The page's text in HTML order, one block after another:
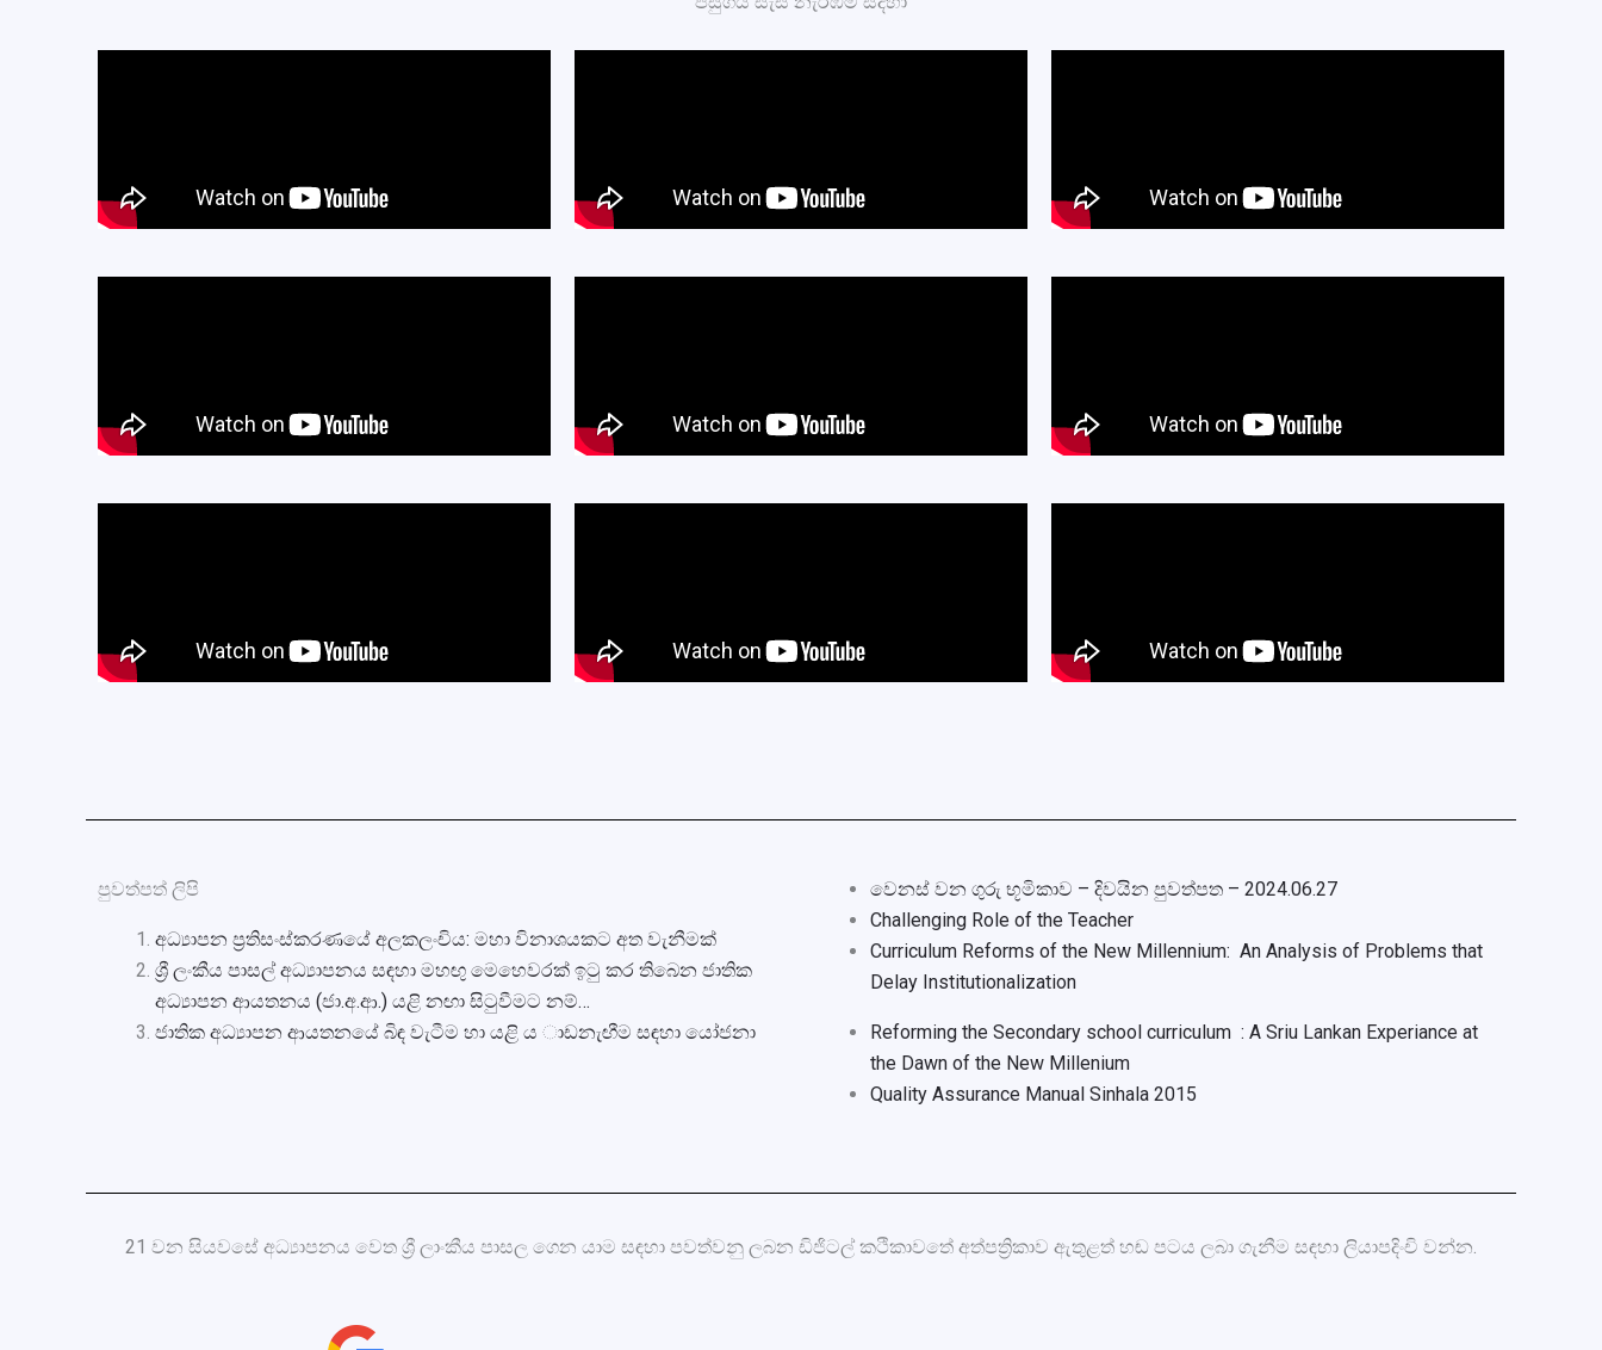
පුවත්පත් ලිපි
අධ්‍යාපන ප්‍රතිසංස්කරණයේ අලකලංචිය: මහා විනාශයකට අත වැනීමක්
ශ්‍රී ලංකීය පාසල් අධ්‍යාපනය සඳහා මහඟු මෙහෙවරක් ඉටු කර තිබෙන ජාතික
අධ්‍යාපන ආයතනය (ජා.අ.ආ.) යළි නඟා සිටුවීමට නම්…
ජාතික අධ්‍යාපන ආයතනයේ බිඳ වැටීම හා යළි ය ාඩනැඟීම සඳහා යෝජනා
වෙනස් වන ගුරු භූමිකාව – දිවයින පුවත්පත – 2024.06.27
Challenging Role of the Teacher
Curriculum Reforms of the New Millennium: An Analysis of Problems that
Delay Institutionalization
Reforming the Secondary school curriculum : A Sriu Lankan Experiance at
the Dawn of the New Millenium
Quality Assurance Manual Sinhala 2015
21 වන සියවසේ අධ්‍යාපනය වෙත ශ්‍රී ලාංකීය පාසල ගෙන යාම සඳහා පවත්වනු ලබන ඩිජිටල් කථිකාවතේ අත්පත්‍රිකාව ඇතුළත් හඬ පටය ලබා ගැනීම සඳහා ලියාපදිංචි වන්න.